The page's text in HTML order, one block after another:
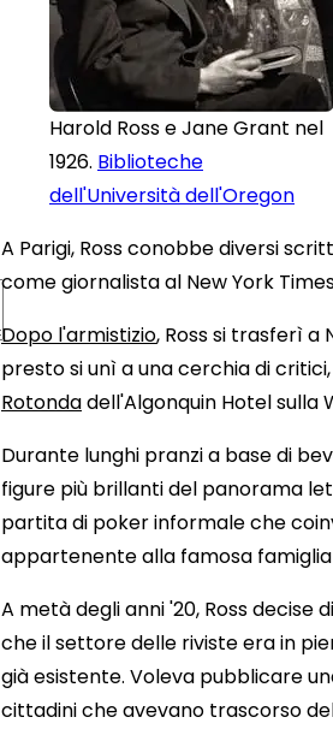
Harold Ross e Jane Grant nel
1926. Biblioteche
dell'Università dell'Oregon
A Parigi, Ross conobbe diversi
come giornalista al New York
Dopo l'armistizio, Ross si trasferì a
presto si unì a una cerchia di
Rotondadell'Algonquin Hotel
Durante lunghi pranzi a base di
figure più brillanti del panorama
partita di poker informale che
appartenente alla famosa
A metà degli anni '20, Ross
che il settore delle riviste era in
già esistente. Voleva pubblicare
cittadini che avevano trascorso